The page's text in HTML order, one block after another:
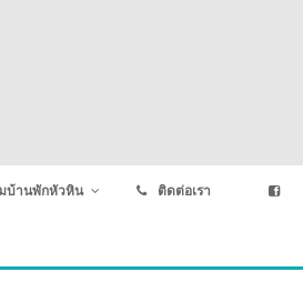
บ้านพักหัวหิน ติดต่อเรา